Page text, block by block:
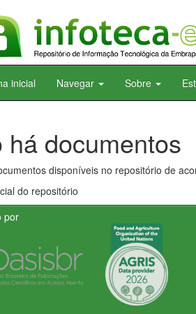
inicial Navegar Sobre
há documentos
disponíveis no repositório de
do repositório
por